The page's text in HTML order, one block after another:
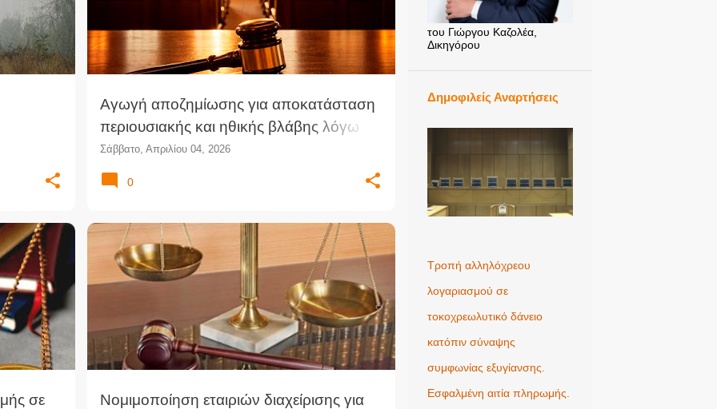
Αγωγή αποζημίωσης για αποκατάσταση
περιουσιακής και ηθικής βλάβης λόγω
παράλειψης κατεδάφισης αυθαίρετης
κατασκευής (ΔΠρΚερ)
Σάββατο, Απριλίου 04, 2026
0
σε
Νομιμοποίηση εταιριών διαχείρισης για
του Γιώργου Καζολέα,
Δικηγόρου
Δημοφιλείς Αναρτήσεις
Τροπή αλληλόχρεου
λογαριασμού σε
τοκοχρεωλυτικό δάνειο
κατόπιν σύναψης
συμφωνίας εξυγίανσης.
Εσφαλμένη αιτία πληρωμής.